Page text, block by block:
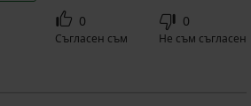
0
Съгласен съм
0
Не съм съгласен